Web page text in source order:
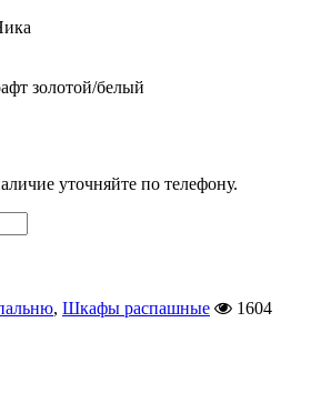
золотой/белый
уточняйте по телефону.
, Шкафы распашные
1604